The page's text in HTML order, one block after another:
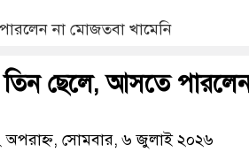
জনগণ পরিবর্তন
২৮ লাখ টাকার জাল
নেতৃত্ব ও গণতন্ত্রের
অবৈধ বিদেশি পিস্তল,
না মোজতবা খামেনি
ছেলে, আসতে
সোমবার, ৬ জুলাই ২০২৬